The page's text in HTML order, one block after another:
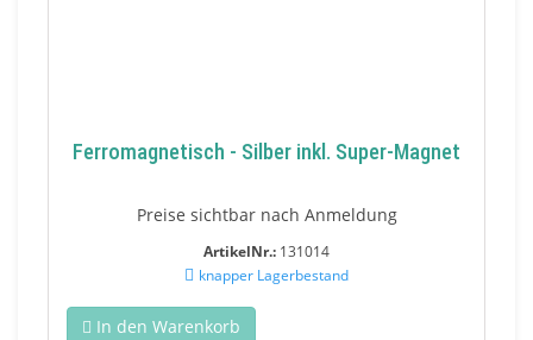
Ferromagnetisch - Silber inkl. Super-Magnet
Preise sichtbar nach Anmeldung
ArtikelNr.: 131014
knapper Lagerbestand
In den Warenkorb